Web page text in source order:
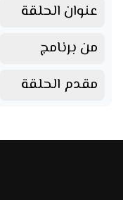
عنوان الحلقة
من برنامج
مقدم الحلقة